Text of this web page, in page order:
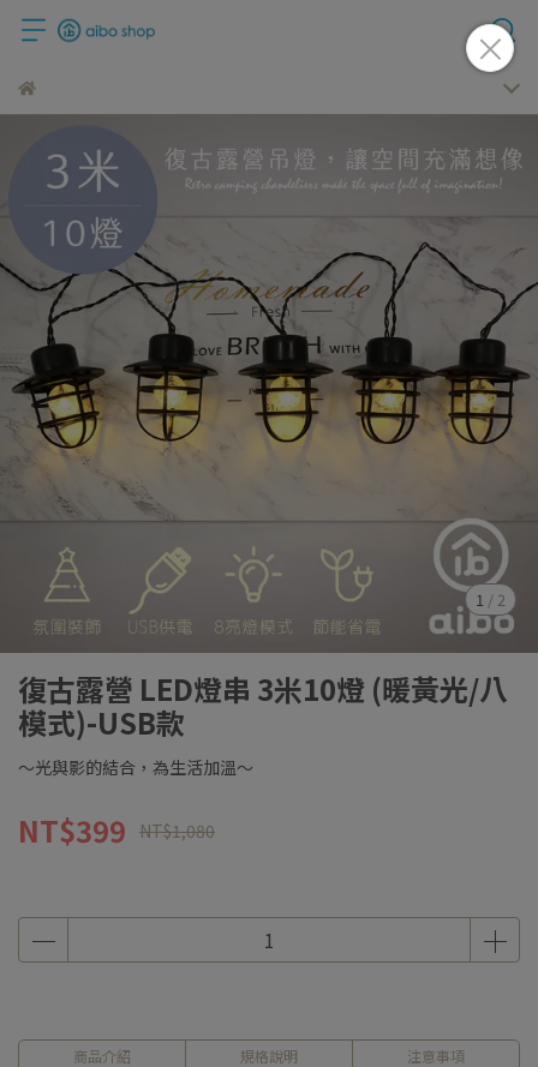
1 / 2
復古露營 LED燈串 3米10燈 (暖黃光/八
模式)-USB款
～光與影的結合，為生活加溫～
NT$399 NT$1,080
商品介紹 規格說明 注意事項